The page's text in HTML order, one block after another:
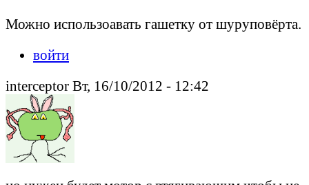
Можно использоавать гашетку от шуруповёрта.
войти
interceptor Вт, 16/10/2012 - 12:42